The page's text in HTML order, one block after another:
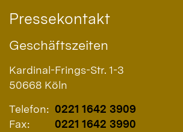
Pressekontakt
Geschäftszeiten
Kardinal-Frings-Str. 1-3
50668 Köln
Telefon: 0221 1642 3909
Fax:
0221 1642 3990